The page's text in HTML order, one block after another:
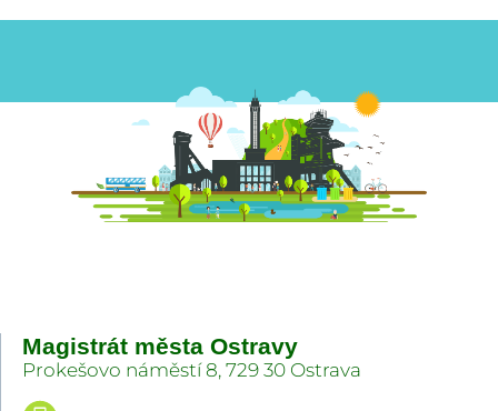
Magistrát města Ostravy
Prokešovo náměstí 8, 729 30 Ostrava